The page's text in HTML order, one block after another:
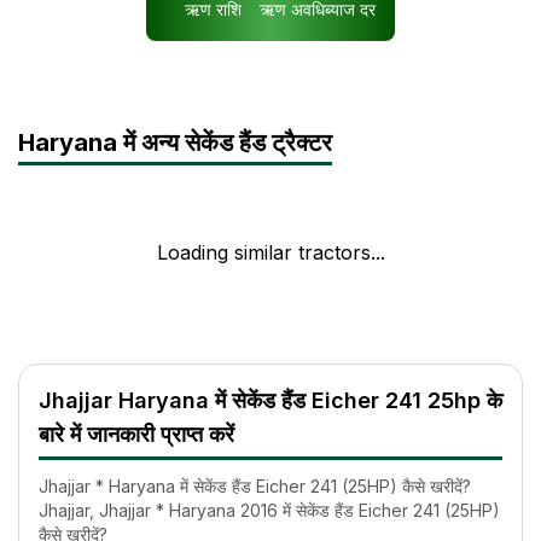
ऋण राशि ऋण अवधिब्याज दर
Haryana में अन्य सेकेंड हैंड ट्रैक्टर
Loading similar tractors...
Jhajjar Haryana में सेकेंड हैंड Eicher 241 25hp के
बारे में जानकारी प्राप्त करें
Jhajjar * Haryana में सेकेंड हैंड Eicher 241 (25HP) कैसे खरीदें?
Jhajjar, Jhajjar * Haryana 2016 में सेकेंड हैंड Eicher 241 (25HP)
कैसे ख़रीदें?